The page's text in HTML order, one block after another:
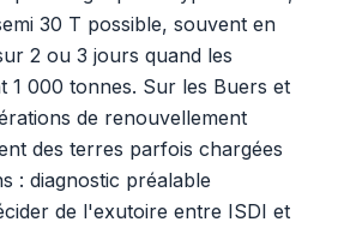
30 T possible, souvent en
2 ou 3 jours quand les
1 000 tonnes. Sur les Buers et
de renouvellement
des terres parfois chargées
: diagnostic préalable
de l'exutoire entre ISDI et